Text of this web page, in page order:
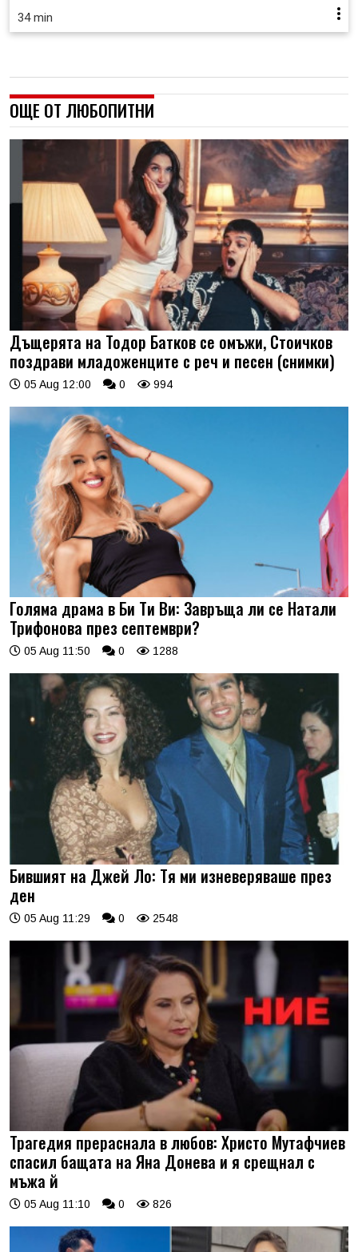
34 min
ОЩЕ ОТ ЛЮБОПИТНИ
Дъщерята на Тодор Батков се омъжи, Стоичков
поздрави младоженците с реч и песен (снимки)
05 Aug 12:00 0 994
Голяма драма в Би Ти Ви: Завръща ли се Натали
Трифонова през септември?
05 Aug 11:50 0 1288
Бившият на Джей Ло: Тя ми изневеряваше през
ден
05 Aug 11:29 0 2548
Трагедия прераснала в любов: Христо Мутафчиев
спасил бащата на Яна Донева и я срещнал с
мъжа й
05 Aug 11:10 0 826